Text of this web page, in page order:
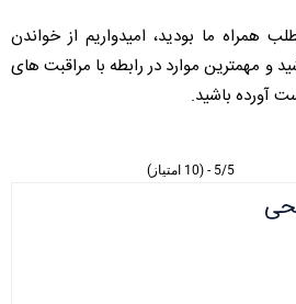
همراه ما بودید، امیدواریم از خواندن
و مهمترین موارد در رابطه با مراقبت های
آورده باشید.
5/5 - (10 امتیاز)